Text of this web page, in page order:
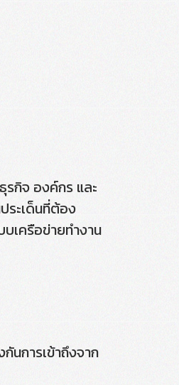
กิจ องค์กร และ
ระเด็นที่ต้อง
เครือข่ายทำงาน
นการเข้าถึงจาก